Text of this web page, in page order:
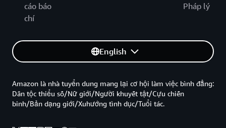
cáo báo
chí
Pháp lý
English
Amazon là nhà tuyển dung mang lại cơ hội làm việc bình đẳng:
Dân tộc thiểu số/Nữ giới/Người khuyết tật/Cựu chiến
binh/Bản dạng giới/Xuhướng tình dục/Tuổi tác.